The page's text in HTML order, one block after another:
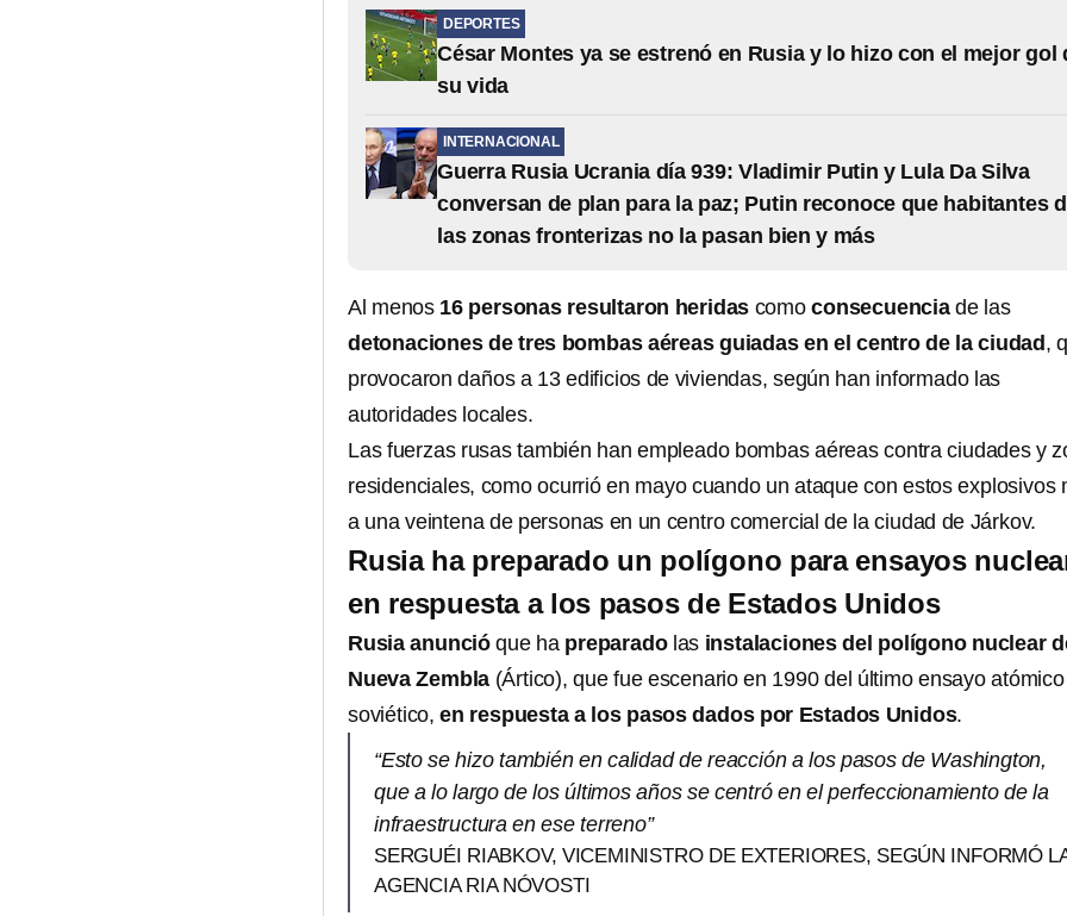
DEPORTES
César Montes ya se estrenó en Rusia y lo hizo con el mejor gol
su vida
INTERNACIONAL
Guerra Rusia Ucrania día 939: Vladimir Putin y Lula Da Silva
conversan de plan para la paz; Putin reconoce que habitantes
las zonas fronterizas no la pasan bien y más
Al menos 16 personas resultaron heridas comoconsecuenciade las
detonaciones de tres bombas aéreas guiadas en el centro de la ciudad ,
provocaron daños a 13 edificios de viviendas, según han informado las
autoridades locales.
Las fuerzas rusas también han empleado bombas aéreas contra ciudades y
residenciales, como ocurrió en mayo cuando un ataque con estos explosivos
a una veintena de personas en un centro comercial de la ciudad de Járkov.
Rusia ha preparado un polígono para ensayos
en respuesta a los pasos de Estados Unidos
Rusia anunció que ha preparado las instalaciones del polígono nuclear
Nueva Zembla (Ártico), que fue escenario en 1990 del último ensayo atómico
soviético,en respuesta a los pasos dados por Estados Unidos.
“Esto se hizo también en calidad de reacción a los pasos de Washington,
que a lo largo de los últimos años se centró en el perfeccionamiento de la
infraestructura en ese terreno”
SERGUÉI RIABKOV, VICEMINISTRO DE EXTERIORES, SEGÚN INFORMÓ
AGENCIA RIA NÓVOSTI